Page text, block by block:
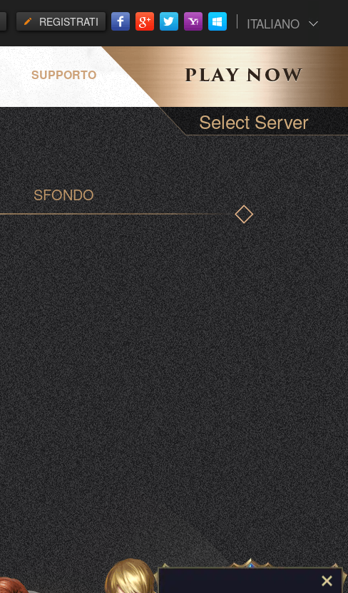
ITALIANO
REGISTRATI
SUPPORTO
Select Server
SFONDO